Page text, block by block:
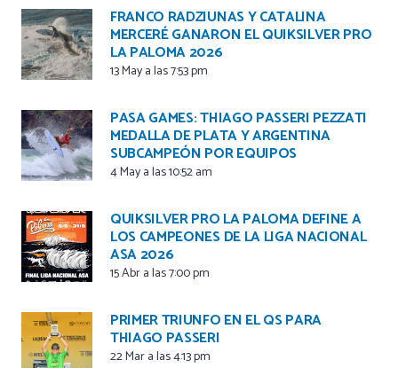
FRANCO RADZIUNAS Y CATALINA
MERCERÉ GANARON EL QUIKSILVER PRO
LA PALOMA 2026
13 May a las 7:53 pm
PASA GAMES: THIAGO PASSERI PEZZATI
MEDALLA DE PLATA Y ARGENTINA
SUBCAMPEÓN POR EQUIPOS
4 May a las 10:52 am
QUIKSILVER PRO LA PALOMA DEFINE A
LOS CAMPEONES DE LA LIGA NACIONAL
ASA 2026
15 Abr a las 7:00 pm
PRIMER TRIUNFO EN EL QS PARA
THIAGO PASSERI
22 Mar a las 4:13 pm